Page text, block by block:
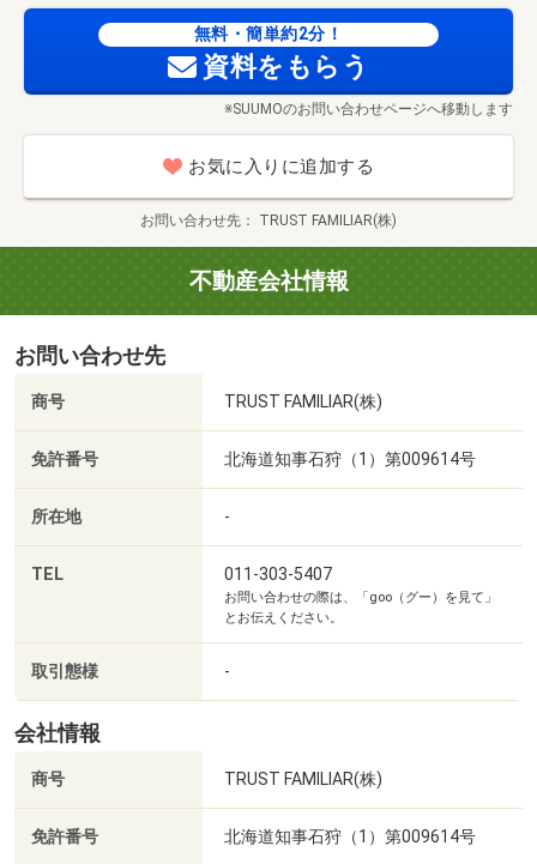
無料・簡単約2分！
資料をもらう
※SUUMOのお問い合わせページへ移動します
お気に入りに追加する
お問い合わせ先 TRUST FAMILIAR(株)
不動産会社情報
お問い合わせ先
商号 TRUST FAMILIAR(株)
免許番号 北海道知事石狩（1）第009614号
所在地 -
TEL 011-303-5407
お問い合わせの際は、「goo（グー）を見て」
とお伝えください。
取引態様 -
会社情報
商号 TRUST FAMILIAR(株)
免許番号 北海道知事石狩（1）第009614号